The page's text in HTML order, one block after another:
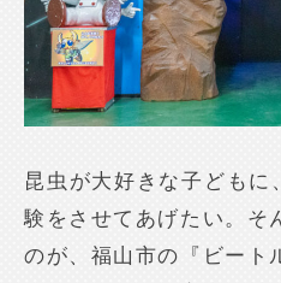
昆虫が大好きな子どもに
験をさせてあげたい。そ
のが、福山市の『ビート